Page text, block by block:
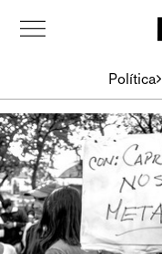
Política